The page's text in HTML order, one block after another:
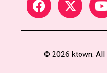
© 2026 ktown. All